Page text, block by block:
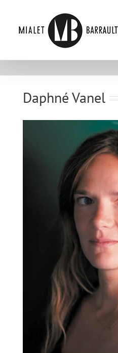
Daphné Vanel